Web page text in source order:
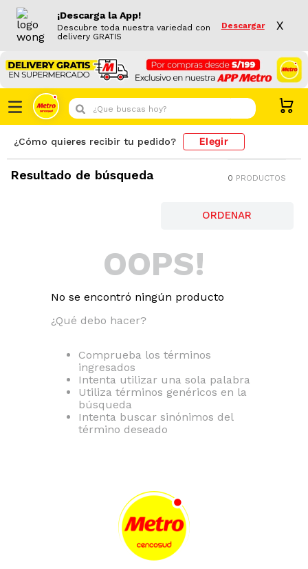
¡Descarga la App!
Descubre toda nuestra variedad con
delivery GRATIS
Descargar X
¿Que buscas hoy?
¿Cómo quieres recibir tu pedido? Elegir
Resultado de búsqueda 0 PRODUCTOS
OOPS!
No se encontró ningún producto
¿Qué debo hacer?
Comprueba los términos
ingresados
Intenta utilizar una sola palabra
Utiliza términos genéricos en la
búsqueda
Intenta buscar sinónimos del
término deseado